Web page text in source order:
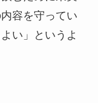
容を守ってい
い」というよ